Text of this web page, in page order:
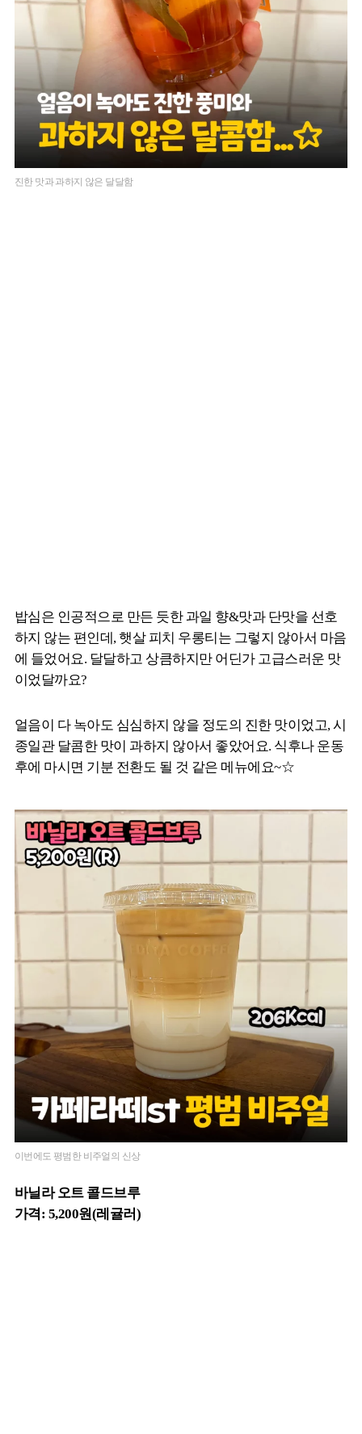
진한 맛과 과하지 않은 달달함
밥심은 인공적으로 만든 듯한 과일 향&맛과 단맛을 선호
하지 않는 편인데, 햇살 피치 우롱티는 그렇지 않아서 마음
에 들었어요. 달달하고 상큼하지만 어딘가 고급스러운 맛
이었달까요?
얼음이 다 녹아도 심심하지 않을 정도의 진한 맛이었고, 시
종일관 달콤한 맛이 과하지 않아서 좋았어요. 식후나 운동
후에 마시면 기분 전환도 될 것 같은 메뉴에요~☆
이번에도 평범한 비주얼의 신상
바닐라 오트 콜드브루
가격: 5,200원(레귤러)